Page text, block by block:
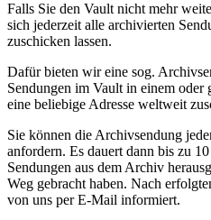
Falls Sie den Vault nicht mehr
sich jederzeit alle archivierten
zuschicken lassen.
Dafür bieten wir eine sog.
Sendungen im Vault in einem oder
eine beliebige Adresse weltweit
Sie können die Archivsendung
anfordern. Es dauert dann bis zu
Sendungen aus dem Archiv
Weg gebracht haben. Nach
von uns per E-Mail informiert.